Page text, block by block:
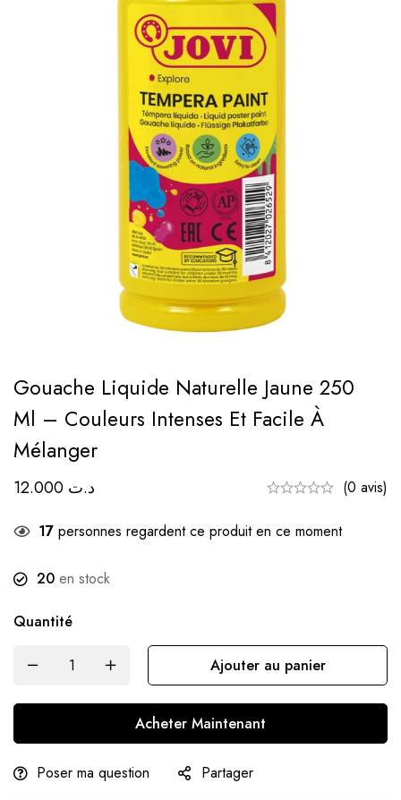
Gouache Liquide Naturelle Jaune 250
Ml – Couleurs Intenses Et Facile À
Mélanger
د.ت (0 avis)
17 personnes regardent ce produit en ce moment
20 en stock
Quantité
Ajouter au panier
Acheter Maintenant
Poser ma question Partager